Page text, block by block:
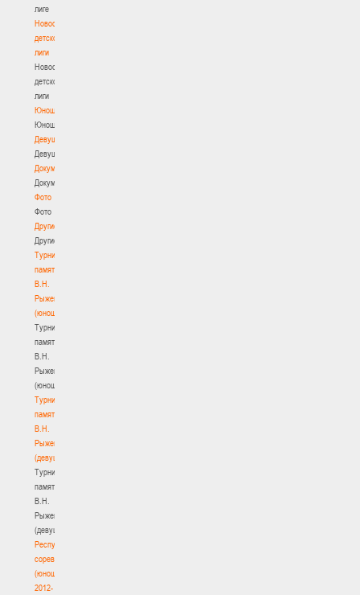
лиге
Новости
детской
лиги
Новости
детской
лиги
Юноши
Юноши
Девушки
Девушки
Документы
Документы
Фото
Фото
Другие
Другие
Турнир
памяти
В.Н.
Рыженкова
(юноши)
Турнир
памяти
В.Н.
Рыженкова
(юноши)
Турнир
памяти
В.Н.
Рыженкова
(девушки)
Турнир
памяти
В.Н.
Рыженкова
(девушки)
Республиканские
соревнования
(юноши)
2012-